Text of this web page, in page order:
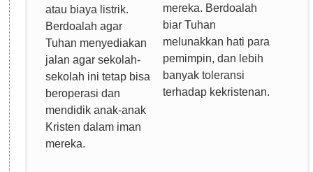
atau biaya listrik.
Berdoalah agar
Tuhan menyediakan
jalan agar sekolah-
sekolah ini tetap bisa
beroperasi dan
mendidik anak-anak
Kristen dalam iman
mereka.
mereka. Berdoalah
biar Tuhan
melunakkan hati para
pemimpin, dan lebih
banyak toleransi
terhadap kekristenan.